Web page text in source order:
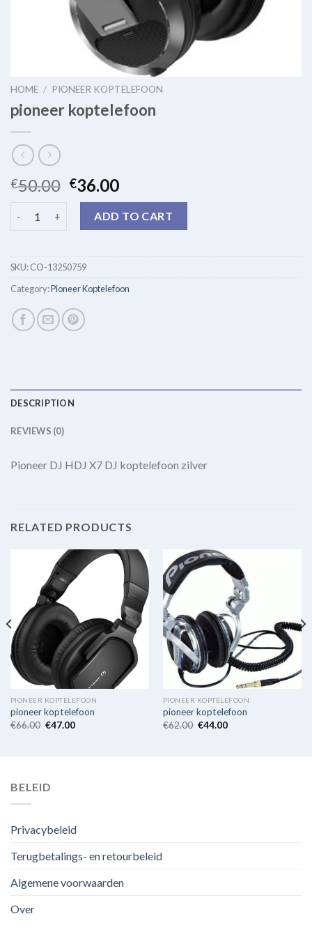
HOME / PIONEER KOPTELEFOON
pioneer koptelefoon
€50.00 €36.00
pioneer koptelefoon quantity
ADD TO CART
SKU:CO-13250759
Category:Pioneer Koptelefoon
DESCRIPTION
REVIEWS (0)
Pioneer DJ HDJ X7 DJ koptelefoon zilver
RELATED PRODUCTS
PIONEER KOPTELEFOON
pioneer koptelefoon
€66.00 €47.00
PIONEER KOPTELEFOON
pioneer koptelefoon
€62.00 €44.00
BELEID
Privacybeleid
Terugbetalings- en retourbeleid
Algemene voorwaarden
Over